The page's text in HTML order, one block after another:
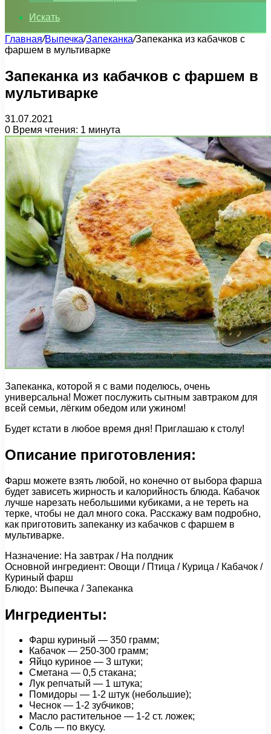
Искать
Главная/Выпечка/Запеканка/Запеканка из кабачков с
фаршем в мультиварке
Запеканка из кабачков с фаршем в
мультиварке
31.07.2021
0 Время чтения: 1 минута
Запеканка, которой я с вами поделюсь, очень
универсальна! Может послужить сытным завтраком для
всей семьи, лёгким обедом или ужином!
Будет кстати в любое время дня! Приглашаю к столу!
Описание приготовления:
Фарш можете взять любой, но конечно от выбора фарша
будет зависеть жирность и калорийность блюда. Кабачок
лучше нарезать небольшими кубиками, а не тереть на
терке, чтобы не дал много сока. Расскажу вам подробно,
как приготовить запеканку из кабачков с фаршем в
мультиварке.
Назначение: На завтрак / На полдник
Основной ингредиент: Овощи / Птица / Курица / Кабачок /
Куриный фарш
Блюдо: Выпечка / Запеканка
Ингредиенты:
Фарш куриный — 350 грамм;
Кабачок — 250-300 грамм;
Яйцо куриное — 3 штуки;
Сметана — 0,5 стакана;
Лук репчатый — 1 штука;
Помидоры — 1-2 штук (небольшие);
Чеснок — 1-2 зубчиков;
Масло растительное — 1-2 ст. ложек;
Соль — по вкусу.